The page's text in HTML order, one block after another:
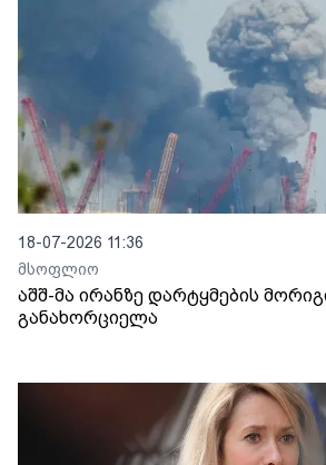
18-07-2026 11:36
მსოფლიო
აშშ-მა ირანზე დარტყმების
განახორციელა